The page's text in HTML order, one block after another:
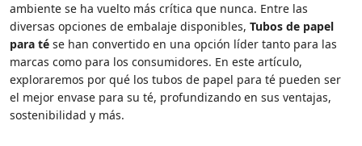
ambiente se ha vuelto más crítica que nunca. Entre las
diversas opciones de embalaje disponibles, Tubos de papel
para té se han convertido en una opción líder tanto para las
marcas como para los consumidores. En este artículo,
exploraremos por qué los tubos de papel para té pueden ser
el mejor envase para su té, profundizando en sus ventajas,
sostenibilidad y más.